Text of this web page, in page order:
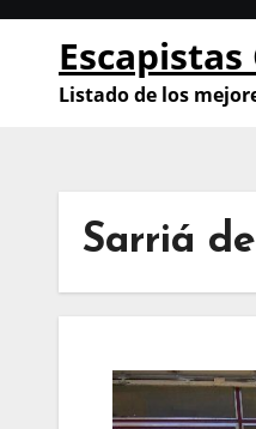
Saltar
contenido
Escapistas
Listado de los
Sarriá